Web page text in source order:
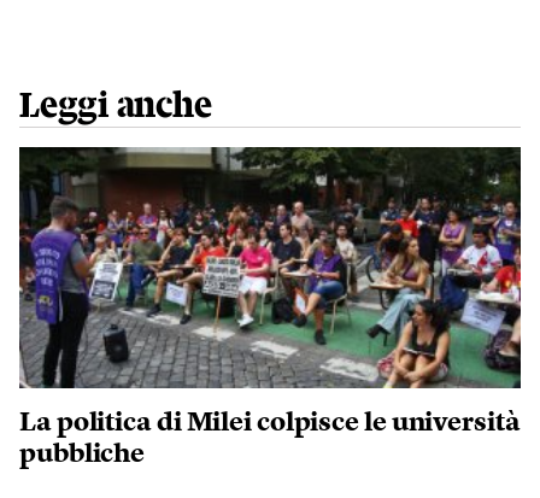
Leggi anche
La politica di Milei colpisce le università
pubbliche